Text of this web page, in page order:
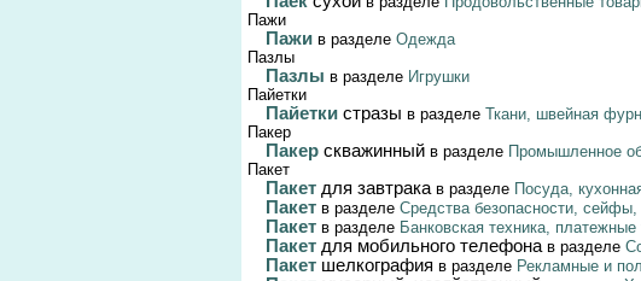
Пажи
Пажи в разделе Одежда
Пазлы
Пазлы в разделе Игрушки
Пайетки
Пайетки стразы в разделе Ткани, швейная
Пакер
Пакер скважинный в разделе Промышленное
Пакет
Пакет для завтрака в разделе Посуда,
Пакет в разделе Средства безопасности,
Пакет в разделе Банковская техника,
Пакет для мобильного телефонав разделе
Пакет шелкография в разделе Рекламные и